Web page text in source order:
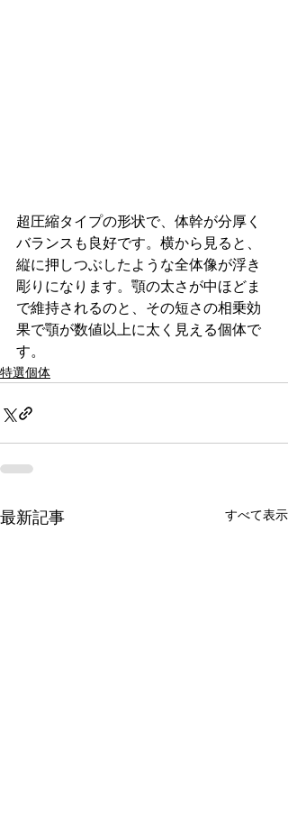
超圧縮タイプの形状で、体幹が分厚く
バランスも良好です。横から見ると、
縦に押しつぶしたような全体像が浮き
彫りになります。顎の太さが中ほどま
で維持されるのと、その短さの相乗効
果で顎が数値以上に太く見える個体で
す。
特選個体
最新記事 すべて表示